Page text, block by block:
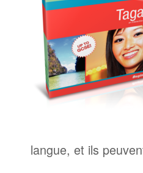
langue, et ils